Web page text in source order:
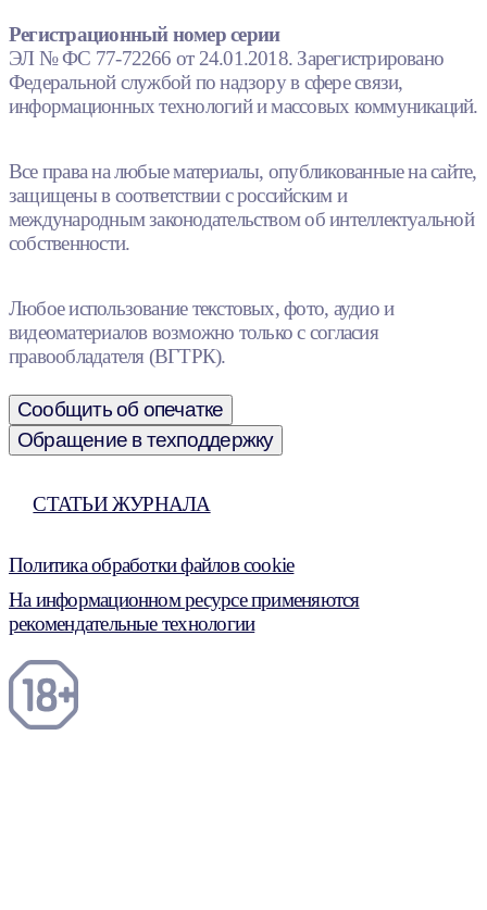
Регистрационный номер серии
ЭЛ № ФС 77-72266 от 24.01.2018. Зарегистрировано
Федеральной службой по надзору в сфере связи,
информационных технологий и массовых коммуникаций.
Все права на любые материалы, опубликованные на сайте,
защищены в соответствии с российским и
международным законодательством об интеллектуальной
собственности.
Любое использование текстовых, фото, аудио и
видеоматериалов возможно только с согласия
правообладателя (ВГТРК).
Сообщить об опечатке
Обращение в техподдержку
СТАТЬИ ЖУРНАЛА
Политика обработки файлов cookie
На информационном ресурсе применяются
рекомендательные технологии